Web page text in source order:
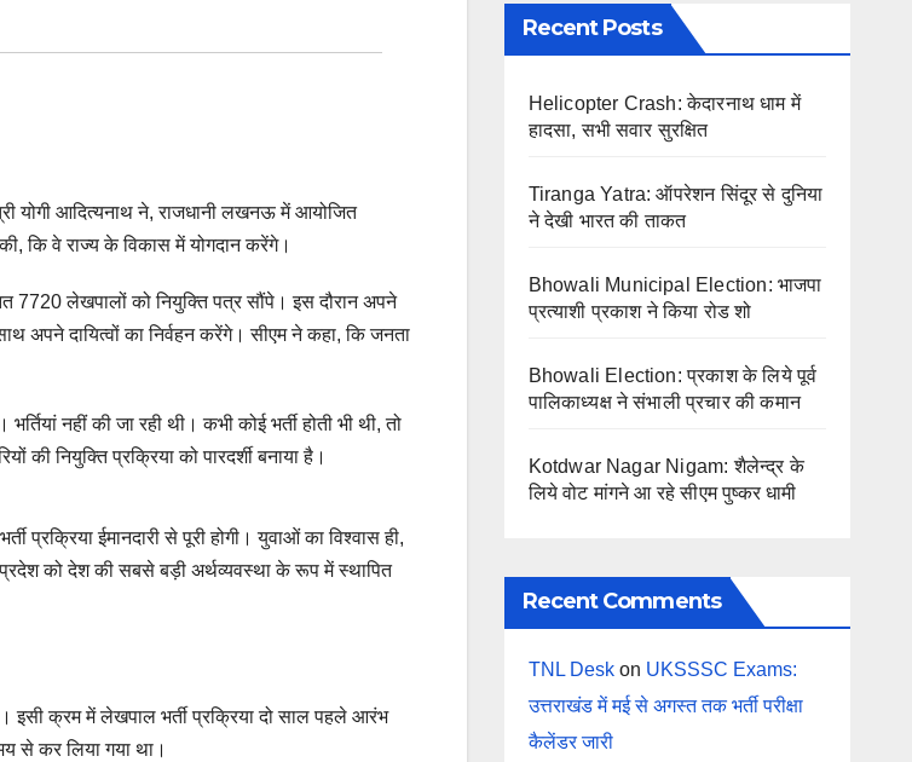
योगी आदित्यनाथ ने, राजधानी लखनऊ में आयोजित
कि वे राज्य के विकास में योगदान करेंगे।
7720 लेखपालों को नियुक्ति पत्र सौंपे। इस दौरान अपने
अपने दायित्वों का निर्वहन करेंगे। सीएम ने कहा, कि जनता
नहीं की जा रही थी। कभी कोई भर्ती होती भी थी, तो
नियुक्ति प्रक्रिया को पारदर्शी बनाया है।
प्रक्रिया ईमानदारी से पूरी होगी। युवाओं का विश्वास ही,
को देश की सबसे बड़ी अर्थव्यवस्था के रूप में स्थापित
इसी क्रम में लेखपाल भर्ती प्रक्रिया दो साल पहले आरंभ
से कर लिया गया था।
Recent Posts
Helicopter Crash: केदारनाथ धाम में
हादसा, सभी सवार सुरक्षित
Tiranga Yatra: ऑपरेशन सिंदूर से दुनिया
ने देखी भारत की ताकत
Bhowali Municipal Election: भाजपा
प्रत्याशी प्रकाश ने किया रोड शो
Bhowali Election: प्रकाश के लिये पूर्व
पालिकाध्यक्ष ने संभाली प्रचार की कमान
Kotdwar Nagar Nigam: शैलेन्द्र के
लिये वोट मांगने आ रहे सीएम पुष्कर धामी
Recent Comments
TNL Deskon UKSSSC Exams:
उत्तराखंड में मई से अगस्त तक भर्ती परीक्षा
कैलेंडर जारी